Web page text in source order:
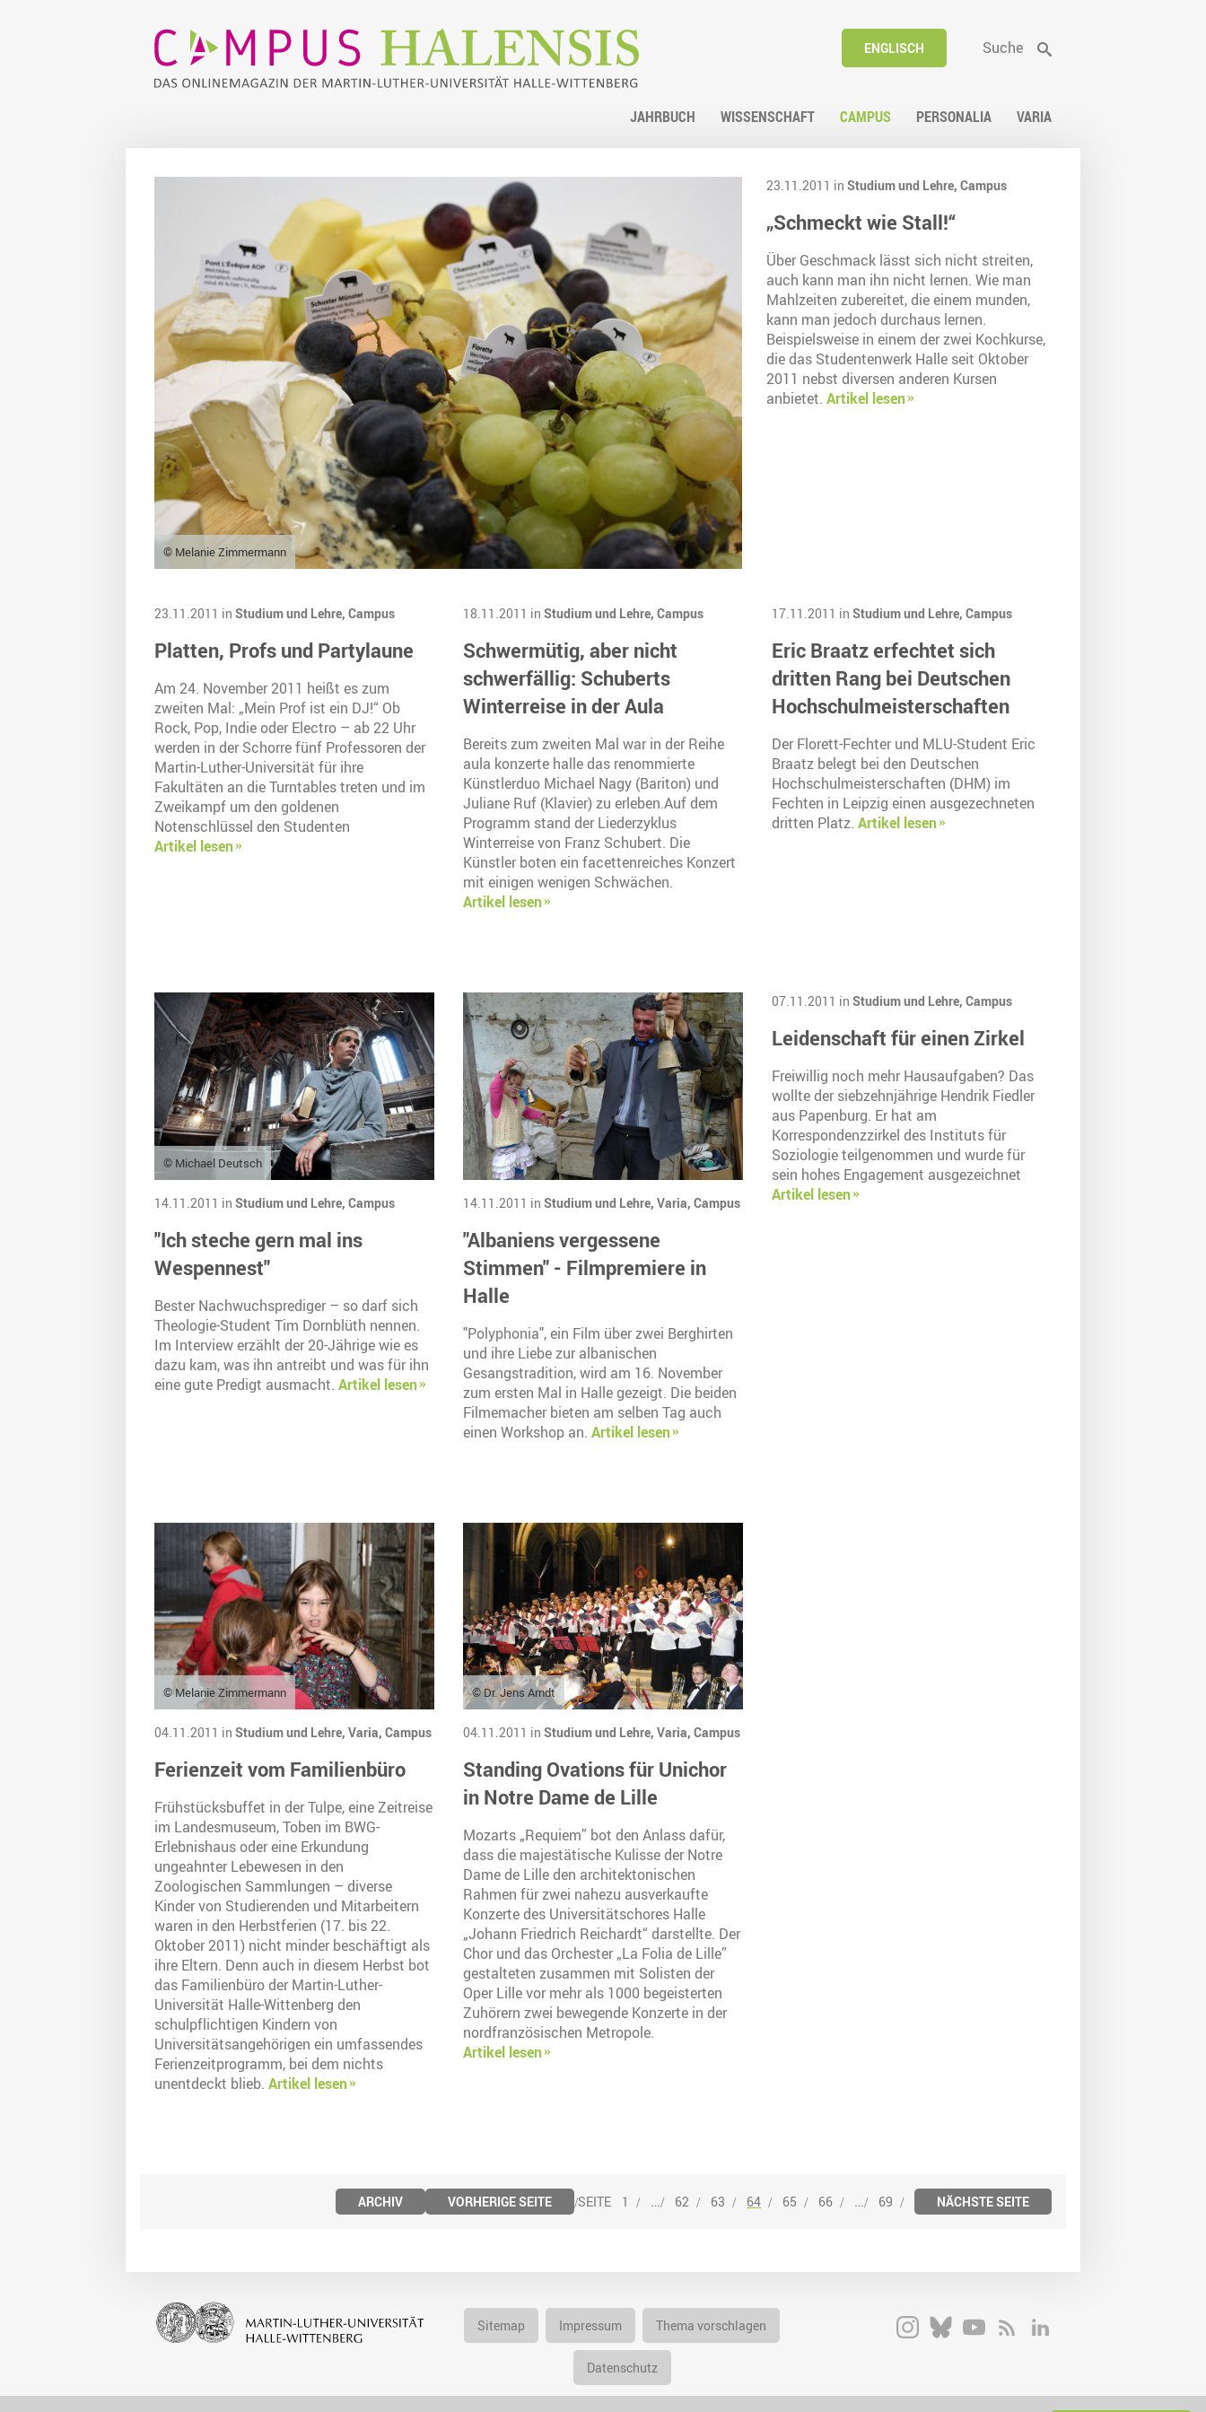
ENGLISCH Suche
JAHRBUCH WISSENSCHAFT CAMPUS PERSONALIA VARIA
© Melanie Zimmermann
23.11.2011 in Studium und Lehre, Campus
„Schmeckt wie Stall!“
Über Geschmack lässt sich nicht streiten,
auch kann man ihn nicht lernen. Wie man
Mahlzeiten zubereitet, die einem munden,
kann man jedoch durchaus lernen.
Beispielsweise in einem der zwei Kochkurse,
die das Studentenwerk Halle seit Oktober
2011 nebst diversen anderen Kursen
anbietet. Artikel lesen
23.11.2011 in Studium und Lehre, Campus
Platten, Profs und Partylaune
Am 24. November 2011 heißt es zum
zweiten Mal: „Mein Prof ist ein DJ!“ Ob
Rock, Pop, Indie oder Electro – ab 22 Uhr
werden in der Schorre fünf Professoren der
Martin-Luther-Universität für ihre
Fakultäten an die Turntables treten und im
Zweikampf um den goldenen
Notenschlüssel den Studenten
Artikel lesen
18.11.2011 in Studium und Lehre, Campus
Schwermütig, aber nicht
schwerfällig: Schuberts
Winterreise in der Aula
Bereits zum zweiten Mal war in der Reihe
aula konzerte halle das renommierte
Künstlerduo Michael Nagy (Bariton) und
Juliane Ruf (Klavier) zu erleben.Auf dem
Programm stand der Liederzyklus
Winterreise von Franz Schubert. Die
Künstler boten ein facettenreiches Konzert
mit einigen wenigen Schwächen.
Artikel lesen
17.11.2011 in Studium und Lehre, Campus
Eric Braatz erfechtet sich
dritten Rang bei Deutschen
Hochschulmeisterschaften
Der Florett-Fechter und MLU-Student Eric
Braatz belegt bei den Deutschen
Hochschulmeisterschaften (DHM) im
Fechten in Leipzig einen ausgezechneten
dritten Platz. Artikel lesen
© Michael Deutsch
14.11.2011 in Studium und Lehre, Campus
"Ich steche gern mal ins
Wespennest"
Bester Nachwuchsprediger – so darf sich
Theologie-Student Tim Dornblüth nennen.
Im Interview erzählt der 20-Jährige wie es
dazu kam, was ihn antreibt und was für ihn
eine gute Predigt ausmacht. Artikel lesen
14.11.2011 in Studium und Lehre, Varia, Campus
"Albaniens vergessene
Stimmen" - Filmpremiere in
Halle
"Polyphonia", ein Film über zwei Berghirten
und ihre Liebe zur albanischen
Gesangstradition, wird am 16. November
zum ersten Mal in Halle gezeigt. Die beiden
Filmemacher bieten am selben Tag auch
einen Workshop an. Artikel lesen
07.11.2011 in Studium und Lehre, Campus
Leidenschaft für einen Zirkel
Freiwillig noch mehr Hausaufgaben? Das
wollte der siebzehnjährige Hendrik Fiedler
aus Papenburg. Er hat am
Korrespondenzzirkel des Instituts für
Soziologie teilgenommen und wurde für
sein hohes Engagement ausgezeichnet
Artikel lesen
© Melanie Zimmermann
04.11.2011 in Studium und Lehre, Varia, Campus
Ferienzeit vom Familienbüro
Frühstücksbuffet in der Tulpe, eine Zeitreise
im Landesmuseum, Toben im BWG-
Erlebnishaus oder eine Erkundung
ungeahnter Lebewesen in den
Zoologischen Sammlungen – diverse
Kinder von Studierenden und Mitarbeitern
waren in den Herbstferien (17. bis 22.
Oktober 2011) nicht minder beschäftigt als
ihre Eltern. Denn auch in diesem Herbst bot
das Familienbüro der Martin-Luther-
Universität Halle-Wittenberg den
schulpflichtigen Kindern von
Universitätsangehörigen ein umfassendes
Ferienzeitprogramm, bei dem nichts
unentdeckt blieb. Artikel lesen
© Dr. Jens Arndt
04.11.2011 in Studium und Lehre, Varia, Campus
Standing Ovations für Unichor
in Notre Dame de Lille
Mozarts „Requiem” bot den Anlass dafür,
dass die majestätische Kulisse der Notre
Dame de Lille den architektonischen
Rahmen für zwei nahezu ausverkaufte
Konzerte des Universitätschores Halle
„Johann Friedrich Reichardt“ darstellte. Der
Chor und das Orchester „La Folia de Lille”
gestalteten zusammen mit Solisten der
Oper Lille vor mehr als 1000 begeisterten
Zuhörern zwei bewegende Konzerte in der
nordfranzösischen Metropole.
Artikel lesen
VORHERIGE SEITE 1 … 62 63 64 65 66 … 69 NÄCHSTE SEITE
ARCHIV
Sitemap Impressum Thema vorschlagen
Datenschutz